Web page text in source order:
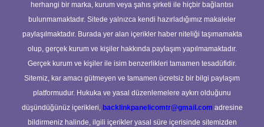
herhangi bir marka, kurum veya şahıs şirketi ile hiçbir bağlantısı
bulunmamaktadır. Sitede yalnızca kendi hazırladığımız makaleler
paylaşılmaktadır. Burada yer alan içerikler haber niteliği taşımamakta
olup, gerçek kurum ve kişiler hakkında paylaşım yapılmamaktadır.
Gerçek kurum ve kişiler ile isim benzerlikleri tamamen tesadüfidir.
Sitemiz, kar amacı gütmeyen ve tamamen ücretsiz bir bilgi paylaşım
platformudur. Hukuka ve yasal düzenlemelere aykırı olduğunu
düşündüğünüz içerikleri, backlinkpanelicomtr@gmail.com adresine
bildirmeniz halinde, ilgili içerikler yasal süre içerisinde sitemizden